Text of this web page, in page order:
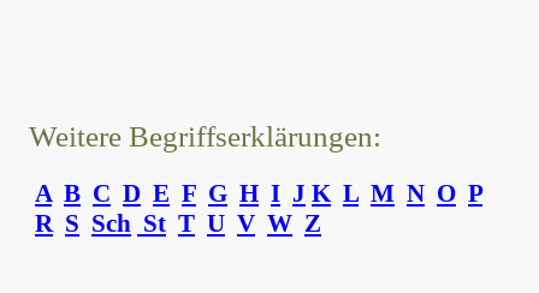
Weitere Begriffserklärungen:
A B C D E F G H I J K L M N O P
R S Sch St T U V W Z